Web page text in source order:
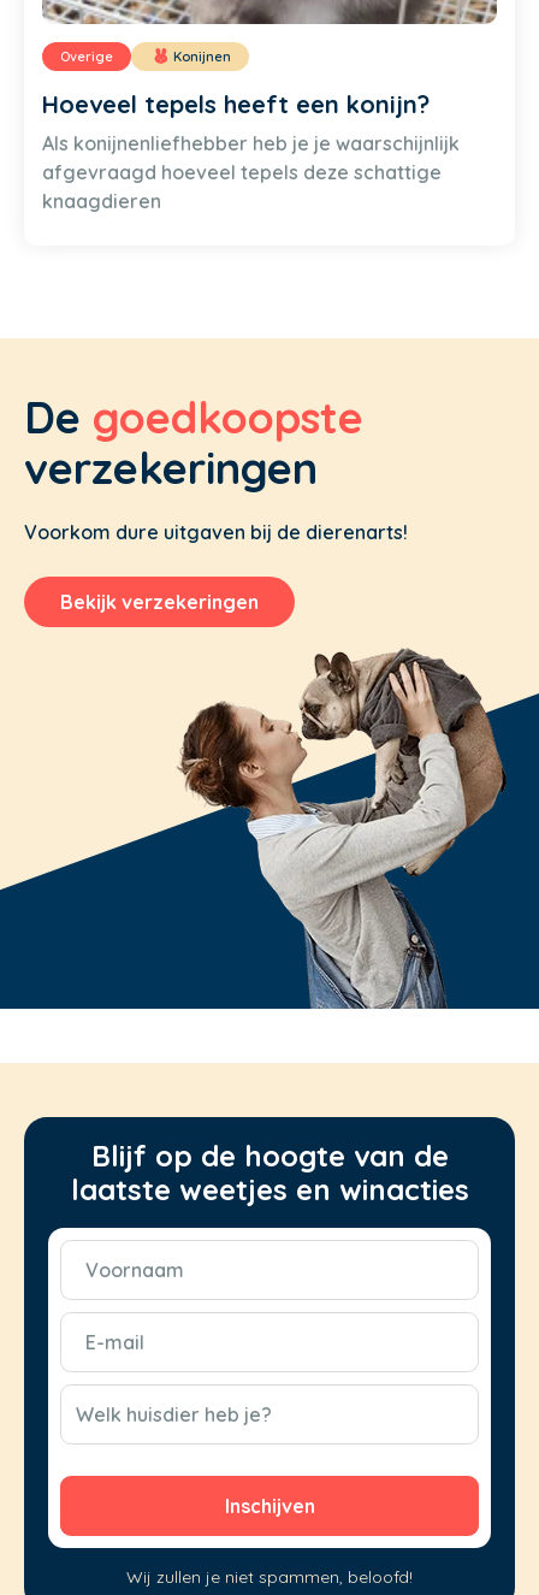
Overige Konijnen
Hoeveel tepels heeft een konijn?
Als konijnenliefhebber heb je je waarschijnlijk
afgevraagd hoeveel tepels deze schattige
knaagdieren
De goedkoopste
verzekeringen
Voorkom dure uitgaven bij de dierenarts!
Bekijk verzekeringen
Blijf op de hoogte van de
laatste weetjes en winacties
Voornaam
(Vereist)
E-
mail
(Vereist)
CAPTCHA
Welk huisdier heb je?
Wij zullen je niet spammen, beloofd!